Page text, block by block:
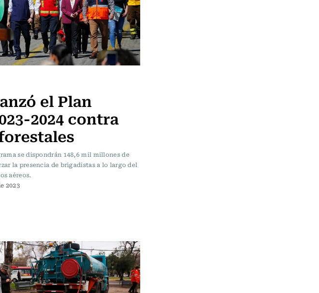
el Plan
2024 contra
se dispondrán 148,6 mil millones de
la presencia de brigadistas a lo largo del
aéreos.
2023